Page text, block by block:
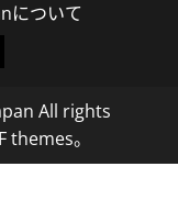
について
All rights
themes。